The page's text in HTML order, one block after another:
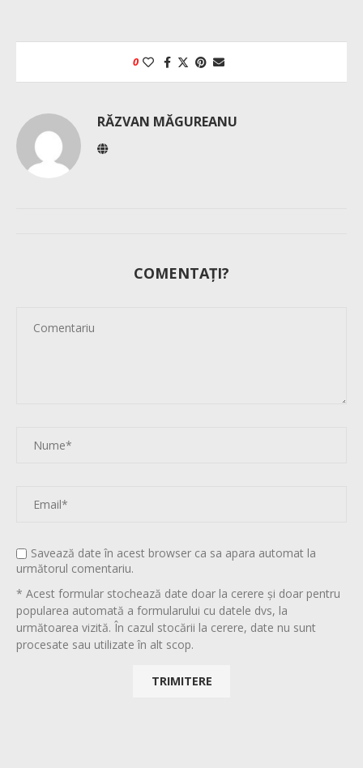
0
RĂZVAN MĂGUREANU
COMENTAȚI?
Savează date în acest browser ca sa apara automat la
următorul comentariu.
* Acest formular stochează date doar la cerere și doar pentru
popularea automată a formularului cu datele dvs, la
următoarea vizită. În cazul stocării la cerere, date nu sunt
procesate sau utilizate în alt scop.